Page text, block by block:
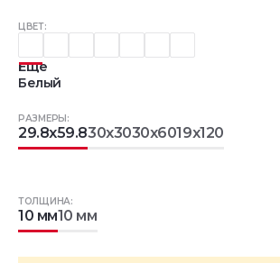
ЦВЕТ:
Еще
Белый
РАЗМЕРЫ:
29.8x59.830x3030x6019x120
ТОЛЩИНА:
10 мм10 мм